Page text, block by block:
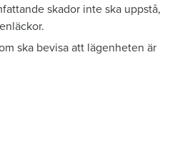
skador inte ska uppstå,
ska bevisa att lägenheten är